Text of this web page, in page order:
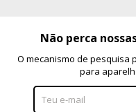
Não perca
O mecanismo de pesquisa
para